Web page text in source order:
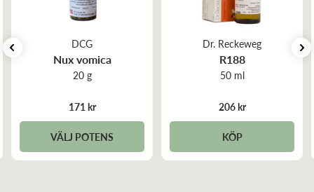
DCG
Nux vomica
20 g
171 kr
VÄLJ POTENS
Dr. Reckeweg
R188
50 ml
206 kr
KÖP